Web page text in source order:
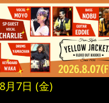
月7日 (金)